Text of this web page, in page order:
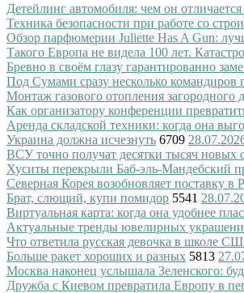
Детейлинг автомобиля: чем он
Техника безопасности при работе со
Обзор парфюмерии Juliette Has A Gun:
Такого Европа не видела 100 лет.
Бревно в своём глазу гарантированно
Под Сумами сразу несколько
Монтаж газового отопления загородного
Как организатору конференции
Аренда складской техники: когда она
Украина должна исчезнуть 6709
ВСУ точно получат десятки тысяч новых
Хуситы перекрыли Баб-эль-Мандебский
Северная Корея возобновляет поставку в
Брат, слющий, купи помидор 5541
Виртуальная карта: когда она удобнее
Актуальные тренды ювелирных
Что ответила русская девочка в школе
Больше ракет хороших и разных 5813
Москва наконец услышала Зеленского:
Дружба с Киевом превратила Европу в